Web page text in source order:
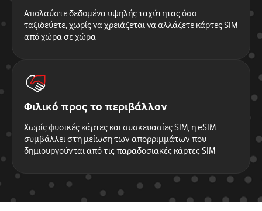
Απολαύστε δεδομένα υψηλής ταχύτητας όσο
ταξιδεύετε, χωρίς να χρειάζεται να αλλάζετε κάρτες SIM
από χώρα σε χώρα
Φιλικό προς το περιβάλλον
Χωρίς φυσικές κάρτες και συσκευασίες SIM, η eSIM
συμβάλλει στη μείωση των απορριμμάτων που
δημιουργούνται από τις παραδοσιακές κάρτες SIM